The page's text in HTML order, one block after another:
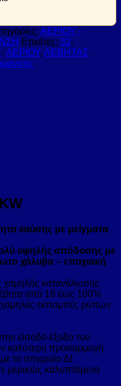
ΑΕΡΙΟΥ -
Ετικέτες: 32,
, ΑΕΡΙΟΥ, ΛΕΒΗΤΑΣ,
καύσης με μείγματα
υψηλής απόδοσης με
χάλυβα – εποχιακή
χαμηλής κατανάλωσης
από 18 έως 100%
χαμηλές εκπομπές ρύπων
είσοδο-έξοδο του
καλύτερη προσαρμογή
το στιγμιαίο Δt
μερικώς καλυπτόμενο